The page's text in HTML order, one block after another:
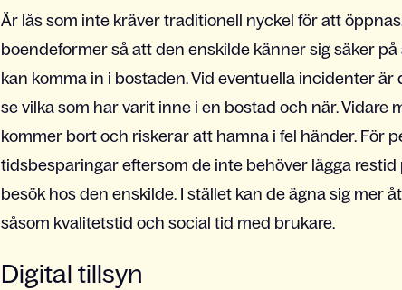
Är lås som inte kräver traditionell nyckel för att
boendeformer så att den enskilde känner sig säker
kan komma in i bostaden. Vid eventuella incidenter
se vilka som har varit inne i en bostad och när. Vidare
kommer bort och riskerar att hamna i fel händer. För
tidsbesparingar eftersom de inte behöver lägga
besök hos den enskilde. I stället kan de ägna sig mer
såsom kvalitetstid och social tid med brukare.
Digital tillsyn